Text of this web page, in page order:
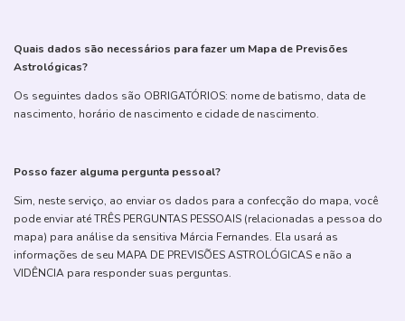
Quais dados são necessários para fazer um Mapa de Previsões
Astrológicas?
Os seguintes dados são OBRIGATÓRIOS: nome de batismo, data de
nascimento, horário de nascimento e cidade de nascimento.
Posso fazer alguma pergunta pessoal?
Sim, neste serviço, ao enviar os dados para a confecção do mapa, você
pode enviar até TRÊS PERGUNTAS PESSOAIS (relacionadas a pessoa do
mapa) para análise da sensitiva Márcia Fernandes. Ela usará as
informações de seu MAPA DE PREVISÕES ASTROLÓGICAS e não a
VIDÊNCIA para responder suas perguntas.